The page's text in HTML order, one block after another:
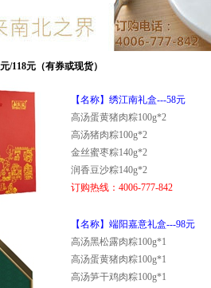
/118元（有券或现货）
【名称】绣江南礼盒---58元
高汤蛋黄猪肉粽100g*2
高汤猪肉粽100g*2
金丝蜜枣粽140g*2
润香豆沙粽140g*2
订购热线：4006-777-842
【名称】端阳嘉意礼盒---98元
高汤黑松露肉粽100g*1
高汤蛋黄猪肉粽100g*1
高汤笋干鸡肉粽100g*1